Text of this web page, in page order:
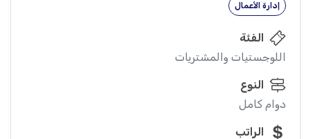
إدارة الأعمال
الفئة
اللوجستيات والمشتريات
النوع
دوام كامل
الراتب